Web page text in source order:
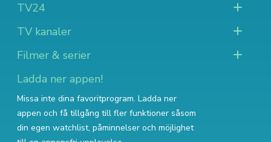
TV24
TV kanaler
Filmer & serier
Ladda ner appen!
Missa inte dina favoritprogram. Ladda ner
appen och få tillgång till fler funktioner såsom
din egen watchlist, påminnelser och möjlighet